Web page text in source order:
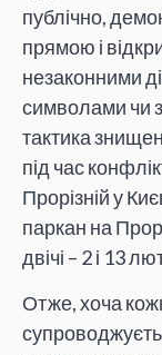
публічно,
прямою і
незаконними
символами чи
тактика
під час
Прорізній у
паркан на
двічі – 2 і 13
Отже, хоча